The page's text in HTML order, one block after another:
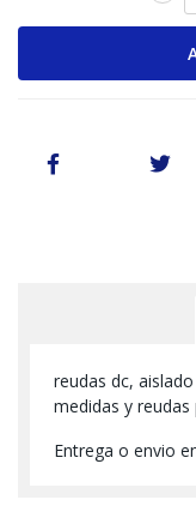
reudas dc,
medidas y reudas
Entrega o envio